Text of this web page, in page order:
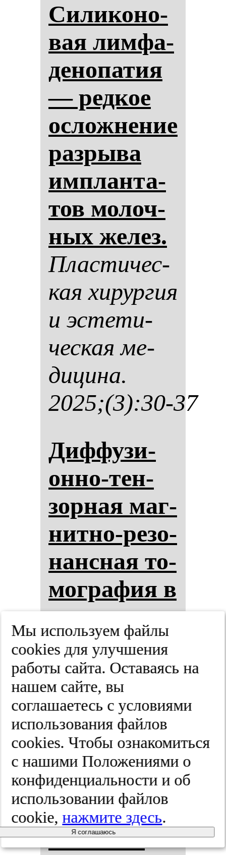
Си­ли­ко­но­
вая лим­фа­
де­но­па­тия
— ред­кое
ос­лож­не­ние
раз­ры­ва
им­план­та­
тов мо­лоч­
ных же­лез.
Плас­ти­чес­
кая хи­рур­гия
и эс­те­ти­
чес­кая ме­
ди­ци­на.
2025;(3):30-37
Диф­фу­зи­
он­но-тен­
зор­ная маг­
нит­но-ре­зо­
нан­сная то­
мог­ра­фия в
оцен­ке ре­
зуль­та­тов
ре­
конструк­
тив­ной
кра­ни­оп­
лас­ти­ки у
де­тей с са­
гит­таль­
Мы используем файлы
cооkies для улучшения
работы сайта. Оставаясь на
нашем сайте, вы
соглашаетесь с условиями
использования файлов
cооkies. Чтобы ознакомиться
с нашими Положениями о
конфиденциальности и об
использовании файлов
cookie,нажмите здесь.
Я соглашаюсь